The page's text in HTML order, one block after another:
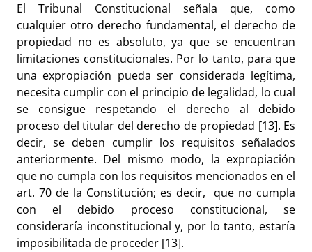
El Tribunal Constitucional señala que, como
cualquier otro derecho fundamental, el derecho de
propiedad no es absoluto, ya que se encuentran
limitaciones constitucionales. Por lo tanto, para que
una expropiación pueda ser considerada legítima,
necesita cumplir con el principio de legalidad, lo cual
se consigue respetando el derecho al debido
proceso del titular del derecho de propiedad [13]. Es
decir, se deben cumplir los requisitos señalados
anteriormente. Del mismo modo, la expropiación
que no cumpla con los requisitos mencionados en el
art. 70 de la Constitución; es decir, que no cumpla
con el debido proceso constitucional, se
consideraría inconstitucional y, por lo tanto, estaría
imposibilitada de proceder [13].